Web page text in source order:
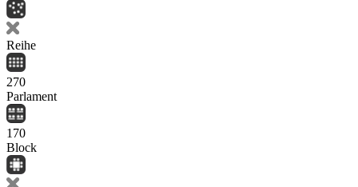
Reihe
270
Parlament
170
Block